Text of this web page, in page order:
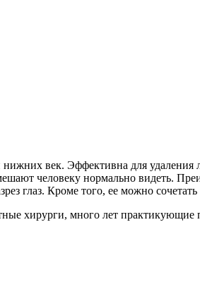
век. Эффективна для
человеку нормально видеть.
глаз. Кроме того, ее можно
хирурги, много лет